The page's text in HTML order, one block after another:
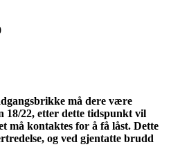
må dere være
18/22, etter dette tidspunkt vil
må kontaktes for å få låst. Dette
og ved gjentatte brudd